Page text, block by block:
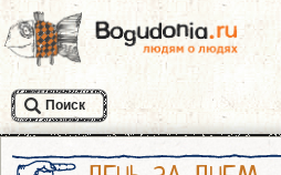
Поиск